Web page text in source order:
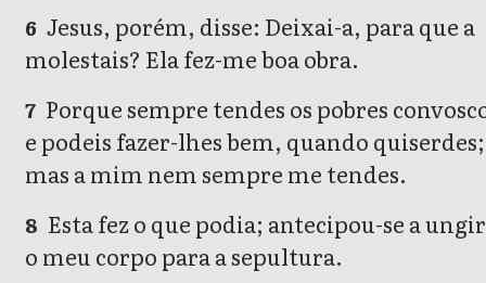
6 Jesus, porém, disse: Deixai-a, para que a
molestais? Ela fez-me boa obra.
7 Porque sempre tendes os pobres
e podeis fazer-lhes bem, quando quiserdes;
mas a mim nem sempre me tendes.
8 Esta fez o que podia; antecipou-se a ungir
o meu corpo para a sepultura.